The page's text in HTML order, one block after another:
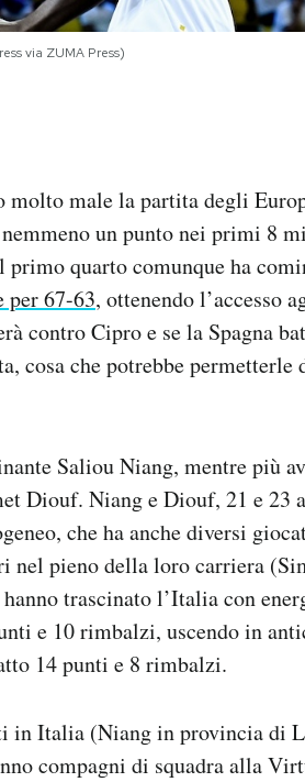
via ZUMA Press)
molto male la partita degli
un punto nei primi 8
quarto comunque ha
per 67-63, ottenendo l’accesso
contro Cipro e se la Spagna
cosa che potrebbe permetterle
Saliou Niang, mentre più
Diouf. Niang e Diouf, 21 e 23
che ha anche diversi
pieno della loro carriera
trascinato l’Italia con
e 10 rimbalzi, uscendo in
14 punti e 8 rimbalzi.
in Italia (Niang in provincia di
compagni di squadra alla